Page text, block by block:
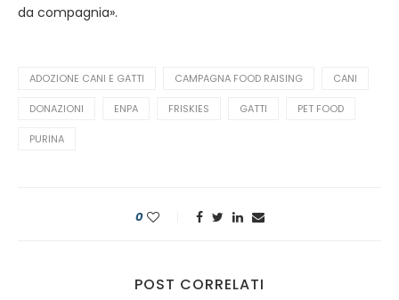
da compagnia».
ADOZIONE CANI E GATTI CAMPAGNA FOOD RAISING CANI
DONAZIONI ENPA FRISKIES GATTI PET FOOD
PURINA
0
POST CORRELATI